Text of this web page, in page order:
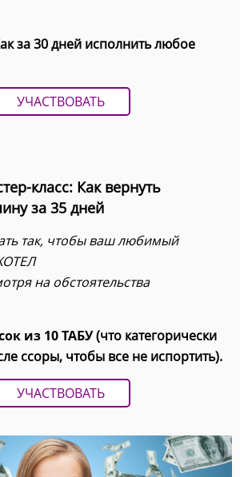
за 30 дней исполнить любое
УЧАСТВОВАТЬ
класс: Как вернуть
за 35 дней
так, чтобы ваш любимый
на обстоятельства
из 10 ТАБУ(что категорически
ссоры, чтобы все не испортить).
УЧАСТВОВАТЬ